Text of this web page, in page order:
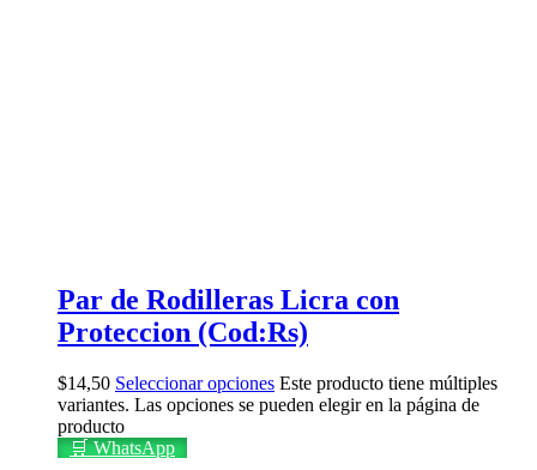
Par de Rodilleras Licra con
Proteccion (Cod:Rs)
$14,50 Seleccionar opciones Este producto tiene múltiples
variantes. Las opciones se pueden elegir en la página de
producto
🛒 WhatsApp